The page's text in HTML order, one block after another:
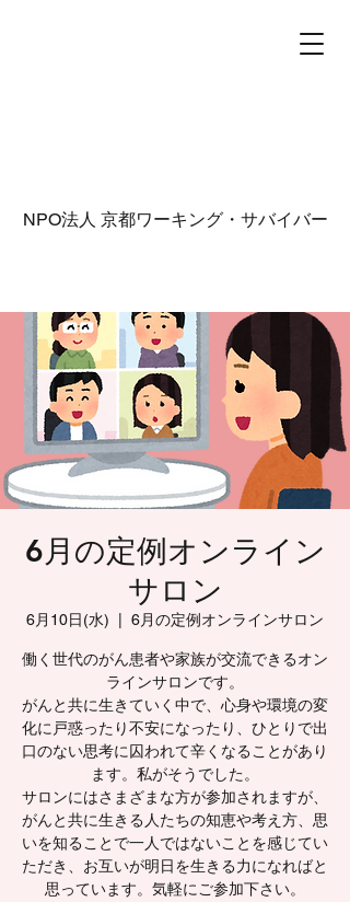
NPO法人 京都ワーキング・サバイバー
6月の定例オンライン
サロン
6月10日(水) 6月の定例オンラインサロン
働く世代のがん患者や家族が交流できるオン
ラインサロンです。
がんと共に生きていく中で、心身や環境の変
化に戸惑ったり不安になったり、ひとりで出
口のない思考に囚われて辛くなることがあり
ます。私がそうでした。
サロンにはさまざまな方が参加されますが、
がんと共に生きる人たちの知恵や考え方、思
いを知ることで一人ではないことを感じてい
ただき、お互いが明日を生きる力になればと
思っています。気軽にご参加下さい。